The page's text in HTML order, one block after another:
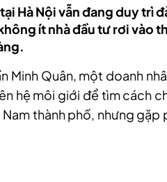
Hà Nội vẫn đang duy trì
ít nhà đầu tư rơi vào
Minh Quân, một doanh
hệ môi giới để tìm cách
thành phố, nhưng gặp